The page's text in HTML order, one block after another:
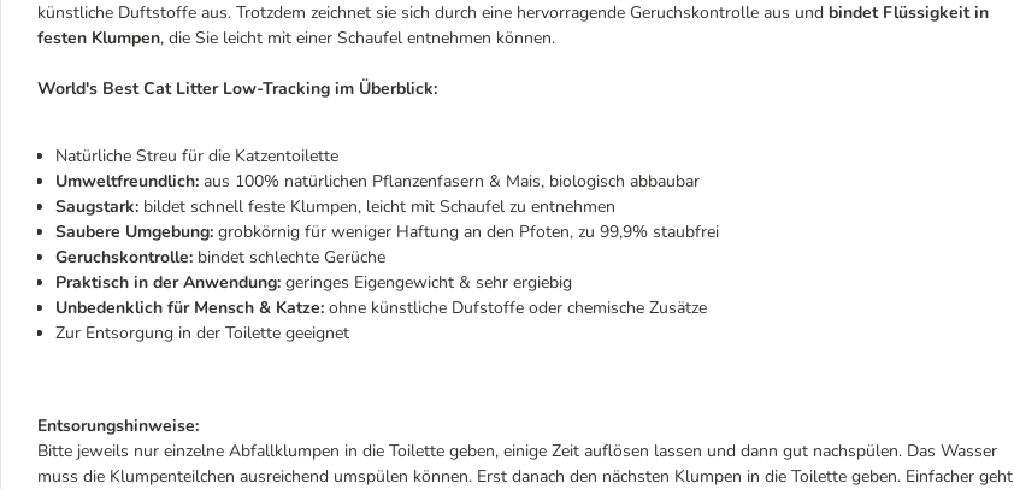
künstliche Duftstoffe aus. Trotzdem zeichnet sie sich durch eine hervorragende Geruchskontrolle aus und bindet Flüssigkeit in
festen Klumpen, die Sie leicht mit einer Schaufel entnehmen können.
World's Best Cat Litter Low-Tracking im Überblick:
Natürliche Streu für die Katzentoilette
Umweltfreundlich: aus 100% natürlichen Pflanzenfasern & Mais, biologisch abbaubar
Saugstark: bildet schnell feste Klumpen, leicht mit Schaufel zu entnehmen
Saubere Umgebung: grobkörnig für weniger Haftung an den Pfoten, zu 99,9% staubfrei
Geruchskontrolle: bindet schlechte Gerüche
Praktisch in der Anwendung: geringes Eigengewicht & sehr ergiebig
Unbedenklich für Mensch & Katze: ohne künstliche Dufstoffe oder chemische Zusätze
Zur Entsorgung in der Toilette geeignet
Entsorungshinweise:
Bitte jeweils nur einzelne Abfallklumpen in die Toilette geben, einige Zeit auflösen lassen und dann gut nachspülen. Das Wasser
muss die Klumpenteilchen ausreichend umspülen können. Erst danach den nächsten Klumpen in die Toilette geben. Einfacher geht